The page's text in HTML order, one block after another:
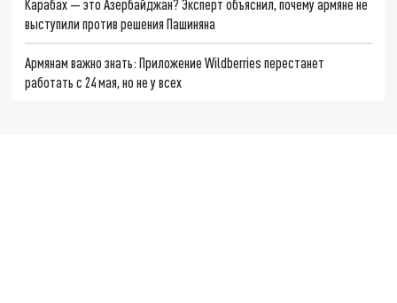
Карабах — это Азербайджан? Эксперт объяснил, почему армяне не
выступили против решения Пашиняна
Армянам важно знать: Приложение Wildberries перестанет
работать с 24 мая, но не у всех